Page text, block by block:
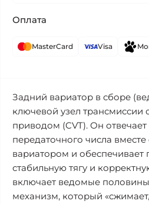
Оплата
MasterCard Visa
Задний вариатор в сборе
ключевой узел трансмиссии
приводом (CVT). Он
передаточного числа
вариатором и обеспечивает
стабильную тягу и
включает ведомые
механизм, который